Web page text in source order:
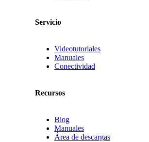
Servicio
Videotutoriales
Manuales
Conectividad
Recursos
Blog
Manuales
Área de descargas